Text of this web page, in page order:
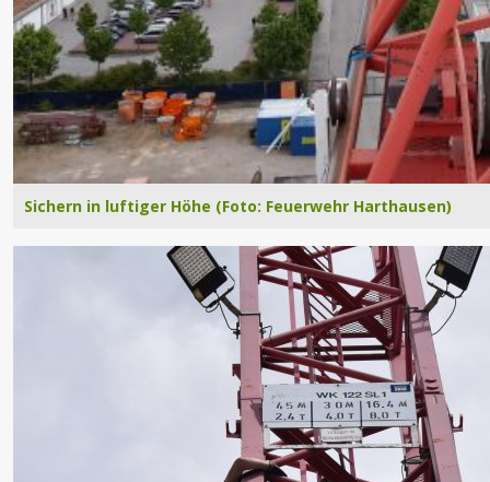
Sichern in luftiger Höhe (Foto: Feuerwehr Harthausen)